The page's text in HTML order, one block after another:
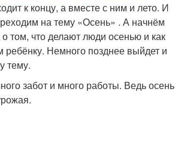
к концу, а вместе с ним и лето. И
на тему «Осень» . А начнём
том, что делают люди осенью и как
ребёнку. Немного позднее выйдет и
тему.
забот и много работы. Ведь осень